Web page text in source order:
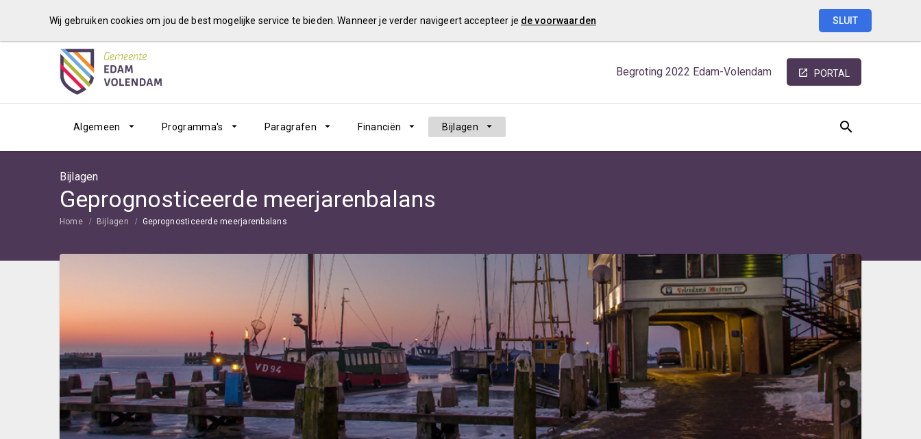
Wij gebruiken cookies om jou de best mogelijke service te bieden. Wanneer je verder navigeert accepteer je de voorwaarden SLUIT
Begroting 2022 Edam-Volendam PORTAL
Algemeen Programma's Paragrafen Financiën Bijlagen
Bijlagen
Geprognosticeerde meerjarenbalans
Home Bijlagen Geprognosticeerde meerjarenbalans